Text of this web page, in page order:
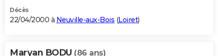
Décès
22/04/2000 à Neuville-aux-Bois (Loiret)
Maryan BODU (86 ans)